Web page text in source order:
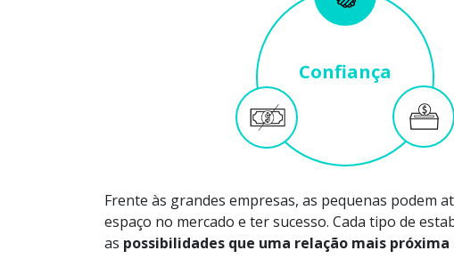
Confiança
Frente às grandes empresas, as pequenas podem
espaço no mercado e ter sucesso. Cada tipo de
as possibilidades que uma relação mais